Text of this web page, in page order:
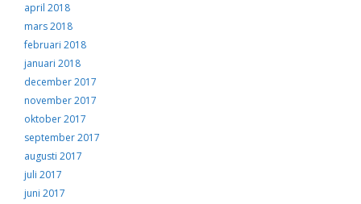
april 2018
mars 2018
februari 2018
januari 2018
december 2017
november 2017
oktober 2017
september 2017
augusti 2017
juli 2017
juni 2017